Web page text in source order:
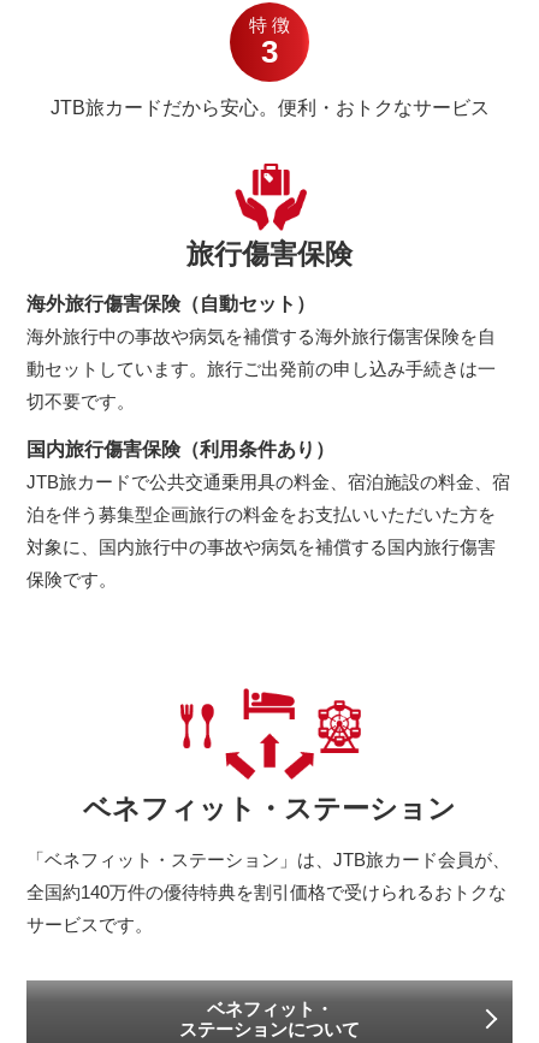
特徴
3
JTB旅カードだから安心。便利・おトクなサービス
旅行傷害保険
海外旅行傷害保険（自動セット）
海外旅行中の事故や病気を補償する海外旅行傷害保険を自
動セットしています。旅行ご出発前の申し込み手続きは一
切不要です。
国内旅行傷害保険（利用条件あり）
JTB旅カードで公共交通乗用具の料金、宿泊施設の料金、宿
泊を伴う募集型企画旅行の料金をお支払いいただいた方を
対象に、国内旅行中の事故や病気を補償する国内旅行傷害
保険です。
ベネフィット・ステーション
「ベネフィット・ステーション」は、JTB旅カード会員が、
全国約140万件の優待特典を割引価格で受けられるおトクな
サービスです。
ベネフィット・
ステーションについて